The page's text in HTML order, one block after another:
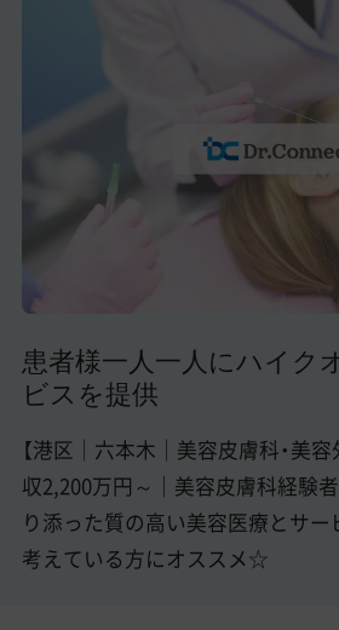
美容医療医師の転職お役立ちコンテンツ
美容クリニック見学・研修情報
美容外科・美容皮膚科の医師転職体
美容クリニックインタビュー
美容医療の転職お役立ち記事
よくあるご質問
患者様一人一人にハイク
ビスを提供
【港区｜六本木｜美容皮膚科・美
収2,200万円～｜美容皮膚科経験
り添った質の高い美容医療とサー
考えている方にオススメ☆